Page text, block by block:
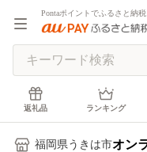
Pontaポイントでふるさと納税
返礼品 ランキング
福岡県うきは市オン